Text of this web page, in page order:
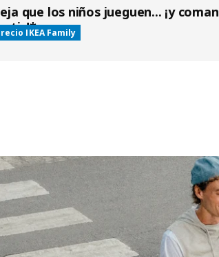
que los niños jueguen... ¡y coman
IKEA Family